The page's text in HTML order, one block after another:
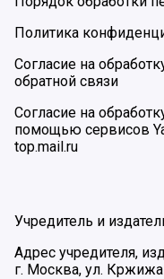
Политика
Согласие на
обратной связи
Согласие на
помощью сервисов
top.mail.ru
Учредитель и
Адрес учредителя,
г. Москва, ул.